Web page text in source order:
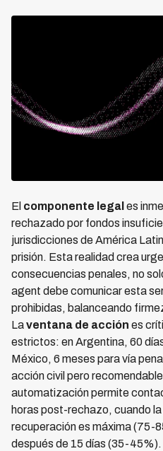
El componente legal es
rechazado por fondos
jurisdicciones de América
prisión. Esta realidad crea
consecuencias penales, no
agent debe comunicar esta
prohibidas, balanceando
Laventana de acción es
estrictos: en Argentina, 60
México, 6 meses para vía
acción civil pero
automatización permite
horas post-rechazo, cuando
recuperación es máxima (75-
después de 15 días (35-45%).